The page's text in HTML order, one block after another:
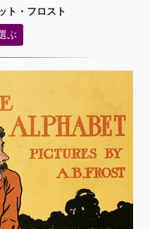
ト・フロスト
ぶ